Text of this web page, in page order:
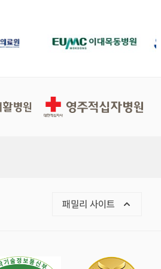
영주적십자병원
패밀리 사이트 목록 열기